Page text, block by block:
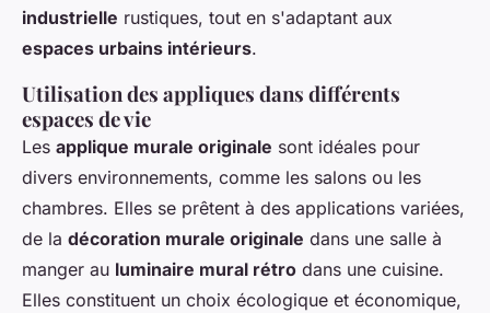
industrielle rustiques, tout en s'adaptant aux
espaces urbains intérieurs.
Utilisation des appliques dans différents
espaces de vie
Les applique murale originale sont idéales pour
divers environnements, comme les salons ou les
chambres. Elles se prêtent à des applications variées,
de la décoration murale originale dans une salle à
manger au luminaire mural rétro dans une cuisine.
Elles constituent un choix écologique et économique,